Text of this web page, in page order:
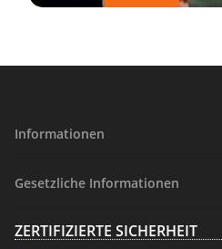
Informationen
Gesetzliche Informationen
ZERTIFIZIERTE SICHERHEIT